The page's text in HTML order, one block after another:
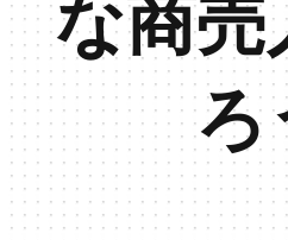
な商売
ろ